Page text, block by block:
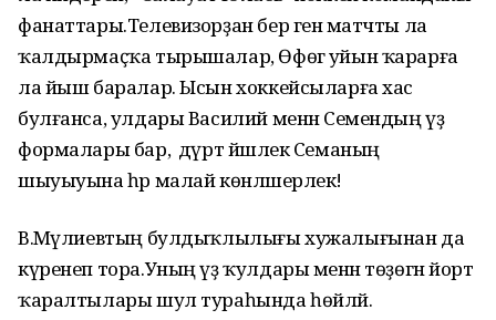
фанаттары.Телевизорҙан бер генә матчты ла
ҡалдырмаҫҡа тырышалар, Өфөгә уйын ҡарарға
ла йыш баралар. Ысын хоккейсыларға хас
булғанса, улдары Василий менән Семендың үҙ
формалары бар, ә дүрт йәшлек Семаның
шыуыуына һәр малай көнләшерлек!
В.Мәүлиевтың булдыҡлылығы хужалығынан да
күренеп тора.Уның үҙ ҡулдары менән төҙөгән йорт
ҡаралтылары шул тураһында һөйләй.